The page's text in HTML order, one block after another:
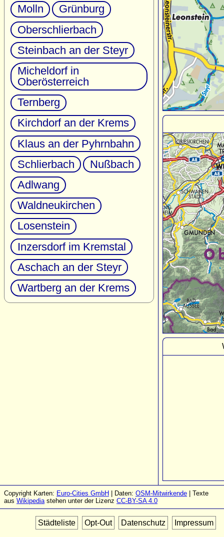
Molln
Grünburg
Oberschlierbach
Steinbach an der Steyr
Micheldorf in
Oberösterreich
Ternberg
Kirchdorf an der Krems
Klaus an der Pyhrnbahn
Schlierbach
Nußbach
Adlwang
Waldneukirchen
Losenstein
Inzersdorf im Kremstal
Aschach an der Steyr
Wartberg an der Krems
Copyright Karten: Euro-Cities GmbH | Daten: OSM-Mitwirkende | Texte
aus Wikipediastehen unter der Lizenz CC-BY-SA 4.0
Städteliste Opt-Out Datenschutz Impressum